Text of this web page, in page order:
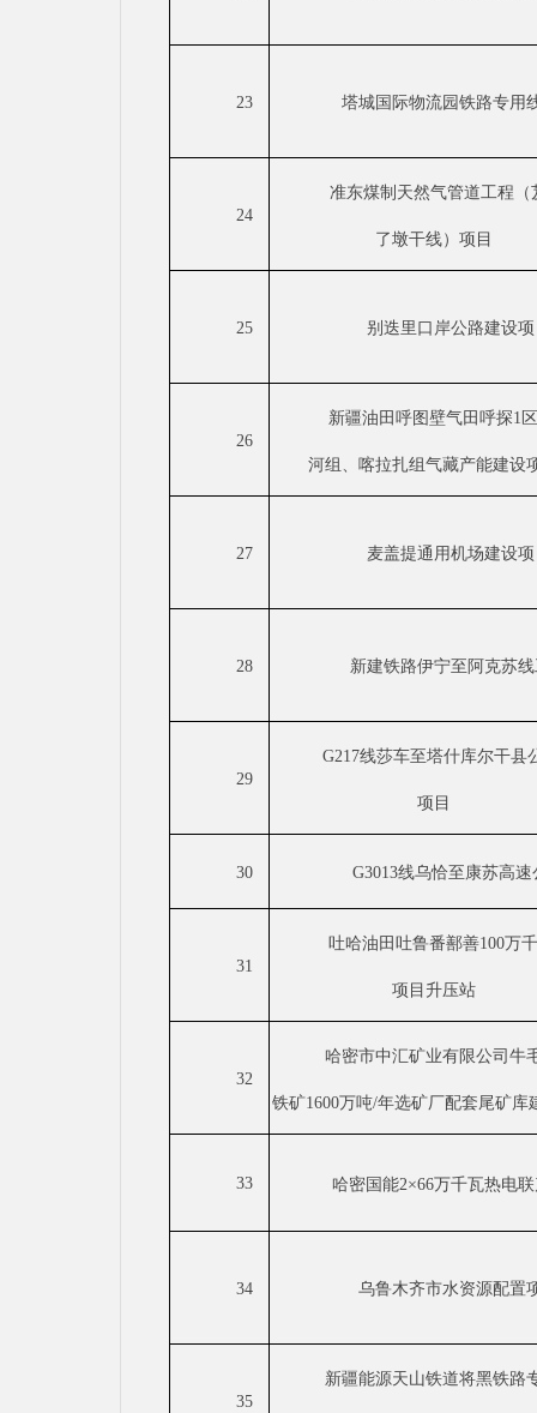
23 塔城国际物流园铁路专用
24
准东煤制天然气管道工程（
了墩干线）项目
25 别迭里口岸公路建设
26
新疆油田呼图壁气田呼探1
河组、喀拉扎组气藏产能建设
27 麦盖提通用机场建设
28 新建铁路伊宁至阿克苏
29
G217线莎车至塔什库尔干县
项目
30 G3013线乌恰至康苏高速
31
吐哈油田吐鲁番鄯善100万
项目升压站
32
哈密市中汇矿业有限公司牛
铁矿1600万吨/年选矿厂配套尾矿库
33 哈密国能2×66万千瓦热电
34 乌鲁木齐市水资源配置
35
新疆能源天山铁道将黑铁路